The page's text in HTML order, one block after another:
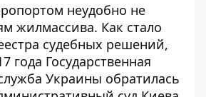
неудобно не
жилмассива. Как стало
судебных решений,
года Государственная
Украины обратилась